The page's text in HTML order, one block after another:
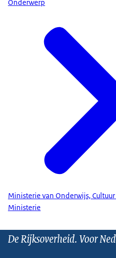
Onderwerp
Ministerie van Onderwijs,
Ministerie
De Rijksoverheid. Voor